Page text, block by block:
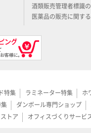
酒類販売管理者標識
医薬品の販売に関す
特集 ラミネーター特集 ホ
集 ダンボール専門ショップ
トア オフィスづくりサービ